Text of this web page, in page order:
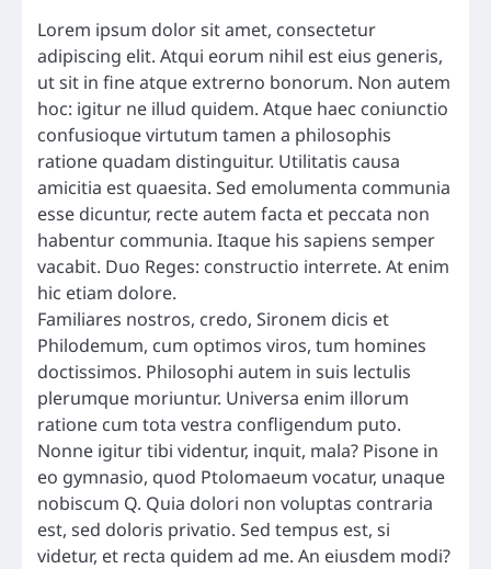
Lorem ipsum dolor sit amet, consectetur
adipiscing elit. Atqui eorum nihil est eius generis,
ut sit in fine atque extrerno bonorum. Non autem
hoc: igitur ne illud quidem. Atque haec coniunctio
confusioque virtutum tamen a philosophis
ratione quadam distinguitur. Utilitatis causa
amicitia est quaesita. Sed emolumenta communia
esse dicuntur, recte autem facta et peccata non
habentur communia. Itaque his sapiens semper
vacabit. Duo Reges: constructio interrete. At enim
hic etiam dolore.
Familiares nostros, credo, Sironem dicis et
Philodemum, cum optimos viros, tum homines
doctissimos. Philosophi autem in suis lectulis
plerumque moriuntur. Universa enim illorum
ratione cum tota vestra confligendum puto.
Nonne igitur tibi videntur, inquit, mala? Pisone in
eo gymnasio, quod Ptolomaeum vocatur, unaque
nobiscum Q. Quia dolori non voluptas contraria
est, sed doloris privatio. Sed tempus est, si
videtur, et recta quidem ad me. An eiusdem modi?